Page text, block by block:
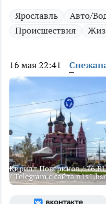
Ярославль Авто/
Происшествия
16 мая 22:41
Кирилл Поверинов /
/ Telegram с сайта